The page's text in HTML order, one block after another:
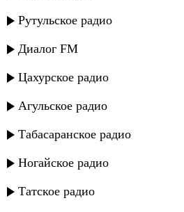
Рутульское радио
Диалог FM
Цахурское радио
Агульское радио
Табасаранское радио
Ногайское радио
Татское радио
Султан - Ай-яй-яй
Султан - По Струнам Любви